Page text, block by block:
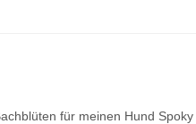
für meinen Hund Spoky